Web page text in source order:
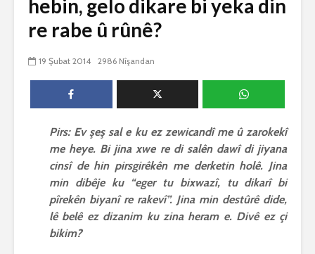
hebin, gelo dikare bi yeka din
re rabe û rûnê?
19 Şubat 2014 2986 Nîşandan
Pirs: Ev şeş sal e ku ez zewicandî me û zarokekî
me heye. Bi jina xwe re di salên dawî di jiyana
cinsî de hin pirsgirêkên me derketin holê. Jina
min dibêje ku “eger tu bixwazî, tu dikarî bi
pîrekên biyanî re rakevî”. Jina min destûrê dide,
lê belê ez dizanim ku zina heram e. Divê ez çi
bikim?
2544 Nîşandan
Him kişandina
cigareyê him jî
xwarinên birûn ji bo
tendirustiya
mirovan bi zirar in.
Gelo hukmê li ser
her duyan wek hev
e?
27 Ekim 2021
3067 Nîşandan
teqez
bike û
çêbike?
3030